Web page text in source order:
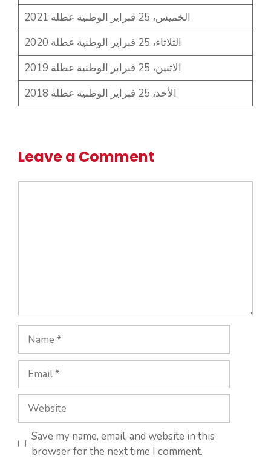
2021 الخميس، 25 فبراير الوطنية عطلة
2020 الثلاثاء، 25 فبراير الوطنية عطلة
2019 الاثنين، 25 فبراير الوطنية عطلة
2018 الأحد، 25 فبراير الوطنية عطلة
Leave a Comment
Name
Email
Website
Save my name, email, and website in this
browser for the next time I comment.